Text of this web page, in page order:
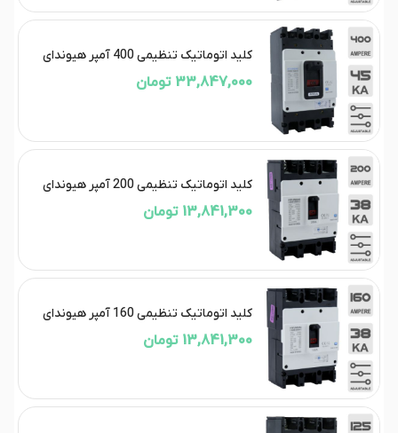
کلید اتوماتیک تنظیمی 400 آمپر هیوندای
33,847,000 تومان
کلید اتوماتیک تنظیمی 200 آمپر هیوندای
13,841,300 تومان
کلید اتوماتیک تنظیمی 160 آمپر هیوندای
13,841,300 تومان